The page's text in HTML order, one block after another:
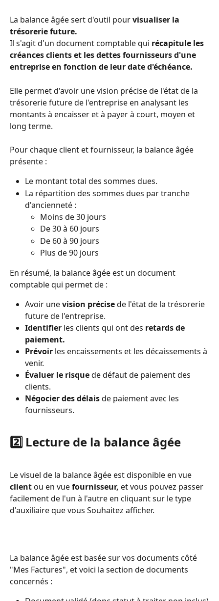
La balance âgée sert d'outil pour visualiser la
trésorerie future.
Il s'agit d'un document comptable qui récapitule les
créances clients et les dettes fournisseurs d'une
entreprise en fonction de leur date d'échéance.
Elle permet d'avoir une vision précise de l'état de la
trésorerie future de l'entreprise en analysant les
montants à encaisser et à payer à court, moyen et
long terme.
Pour chaque client et fournisseur, la balance âgée
présente :
Le montant total des sommes dues.
La répartition des sommes dues par tranche
d'ancienneté :
Moins de 30 jours
De 30 à 60 jours
De 60 à 90 jours
Plus de 90 jours
En résumé, la balance âgée est un document
comptable qui permet de :
Avoir une vision précise de l'état de la trésorerie
future de l'entreprise.
Identifier les clients qui ont des retards de
paiement.
Prévoir les encaissements et les décaissements à
venir.
Évaluer le risque de défaut de paiement des
clients.
Négocier des délais de paiement avec les
fournisseurs.
2️⃣ Lecture de la balance âgée
Le visuel de la balance âgée est disponible en vue
client ou en vue fournisseur, et vous pouvez passer
facilement de l'un à l'autre en cliquant sur le type
d'auxiliaire que vous Souhaitez afficher.
La balance âgée est basée sur vos documents côté
"Mes Factures", et voici la section de documents
concernés :